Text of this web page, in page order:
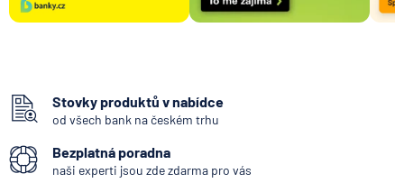
Stovky produktů v nabídce
od všech bank na českém trhu
Bezplatná poradna
naši experti jsou zde zdarma pro vás